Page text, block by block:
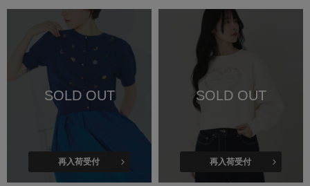
SOLD OUT
再入荷受付
SOLD OUT
再入荷受付